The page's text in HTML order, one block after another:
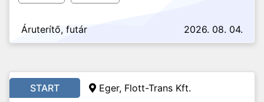
Áruterítő, futár 2026. 08. 04.
START Eger, Flott-Trans Kft.